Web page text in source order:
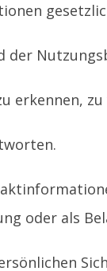
erkennen,
oder als